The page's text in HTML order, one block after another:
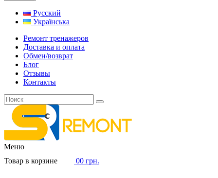
Русский
Українська
Ремонт тренажеров
Доставка и оплата
Обмен/возврат
Блог
Отзывы
Контакты
Меню
Товар в корзине
00 грн.